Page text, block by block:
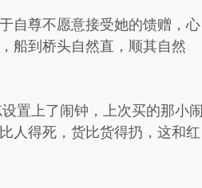
自尊不愿意接受她的馈赠，心
船到桥头自然直，顺其自然
置上了闹钟，上次买的那小闹
人得死，货比货得扔，这和红